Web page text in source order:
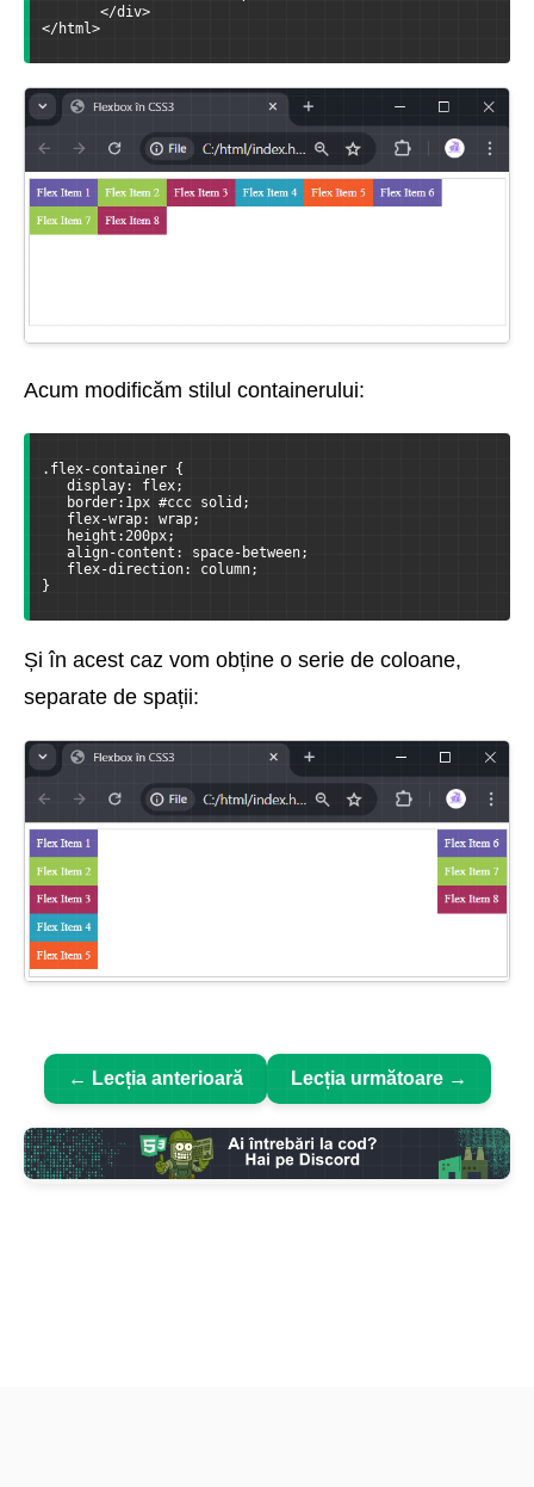
</div>
</html>
Acum modificăm stilul containerului:
.flex-container {
display: flex;
border:1px #ccc solid;
flex-wrap: wrap;
height:200px;
align-content: space-between;
flex-direction: column;
}
Și în acest caz vom obține o serie de coloane,
separate de spații:
← Lecția anterioară Lecția următoare →